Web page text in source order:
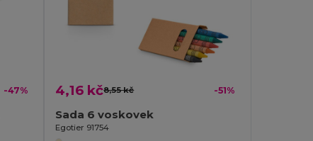
-47% 4,16 kč8,55 kč -51%
Sada 6 voskovek
Egotier 91754